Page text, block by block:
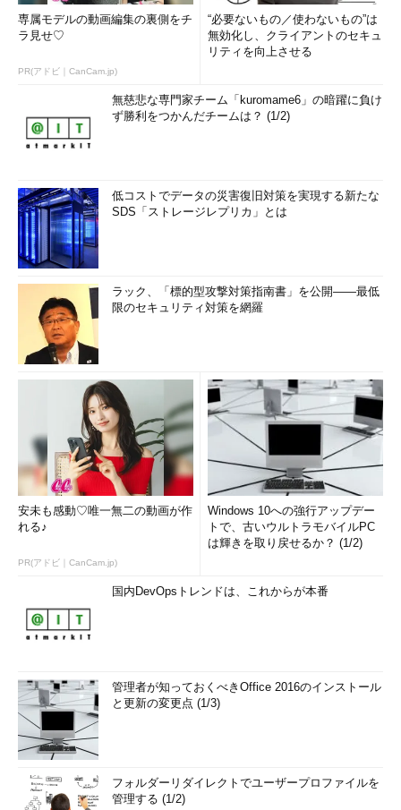
専属モデルの動画編集の裏側をチ
ラ見せ♡
PR(アドビ｜CanCam.jp)
“必要ないもの／使わないもの”は
無効化し、クライアントのセキュ
リティを向上させる
無慈悲な専門家チーム「kuromame6」の暗躍に負け
ず勝利をつかんだチームは？ (1/2)
低コストでデータの災害復旧対策を実現する新たな
SDS「ストレージレプリカ」とは
ラック、「標的型攻撃対策指南書」を公開――最低
限のセキュリティ対策を網羅
安未も感動♡唯一無二の動画が作
れる♪
PR(アドビ｜CanCam.jp)
Windows 10への強行アップデー
トで、古いウルトラモバイルPC
は輝きを取り戻せるか？ (1/2)
国内DevOpsトレンドは、これからが本番
管理者が知っておくべきOffice 2016のインストール
と更新の変更点 (1/3)
フォルダーリダイレクトでユーザープロファイルを
管理する (1/2)